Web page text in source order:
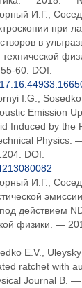
И.Г.,
при
в
60. DOI:
I.G.,
Emission
Induced by the
Physics.
DOI:
И.Г.,
действием
физики. —
E.V., Uleysky
ratchet with
Journal B.